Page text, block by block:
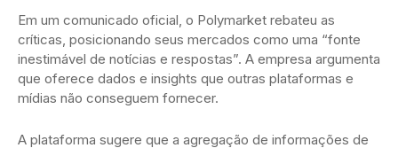
Em um comunicado oficial, o Polymarket rebateu as
críticas, posicionando seus mercados como uma “fonte
inestimável de notícias e respostas”. A empresa argumenta
que oferece dados e insights que outras plataformas e
mídias não conseguem fornecer.
A plataforma sugere que a agregação de informações de